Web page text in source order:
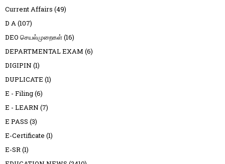
Current Affairs (49)
D A(107)
DEO செயல்முறைகள்(16)
DEPARTMENTAL EXAM (6)
DIGIPIN (1)
DUPLICATE (1)
E - Filing(6)
E - LEARN (7)
E PASS (3)
E-Certificate (1)
E-SR(1)